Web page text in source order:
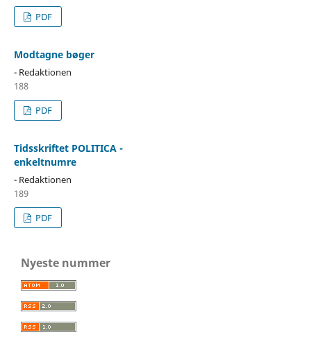
PDF
Modtagne bøger
- Redaktionen
188
PDF
Tidsskriftet POLITICA -
enkeltnumre
- Redaktionen
189
PDF
Nyeste nummer